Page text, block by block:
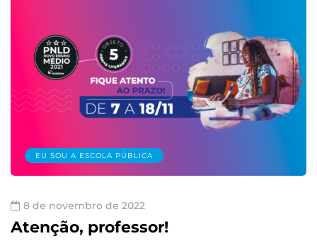
EU SOU A ESCOLA PÚBLICA
8 de novembro de 2022
Atenção, professor!